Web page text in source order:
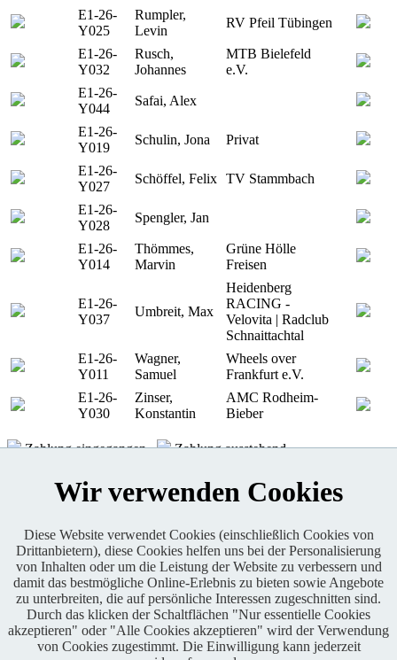
E1-26-
Y025
Rumpler,
Levin
RV Pfeil Tübingen
E1-26-
Y032
Rusch,
Johannes
MTB Bielefeld
e.V.
E1-26-
Y044
Safai, Alex
E1-26-
Y019
Schulin, Jona Privat
E1-26-
Y027
Schöffel, Felix TV Stammbach
E1-26-
Y028
Spengler, Jan
E1-26-
Y014
Thömmes,
Marvin
Grüne Hölle
Freisen
E1-26-
Y037
Umbreit, Max
Heidenberg
RACING -
Velovita | Radclub
Schnaittachtal
E1-26-
Y011
Wagner,
Samuel
Wheels over
Frankfurt e.V.
E1-26-
Y030
Zinser,
Konstantin
AMC Rodheim-
Bieber
Zahlung eingegangen Zahlung ausstehend
KONTAKT
Enduro One Series Partner
Wir verwenden Cookies
Diese Website verwendet Cookies (einschließlich Cookies von
Drittanbietern), diese Cookies helfen uns bei der Personalisierung
von Inhalten oder um die Leistung der Website zu verbessern und
damit das bestmögliche Online-Erlebnis zu bieten sowie Angebote
zu unterbreiten, die auf persönliche Interessen zugeschnitten sind.
Durch das klicken der Schaltflächen "Nur essentielle Cookies
akzeptieren" oder "Alle Cookies akzeptieren" wird der Verwendung
von Cookies zugestimmt. Die Einwilligung kann jederzeit